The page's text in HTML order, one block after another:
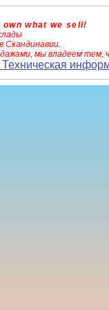
what we sell!
Скандинавии.
мы владеем тем,
Техническая